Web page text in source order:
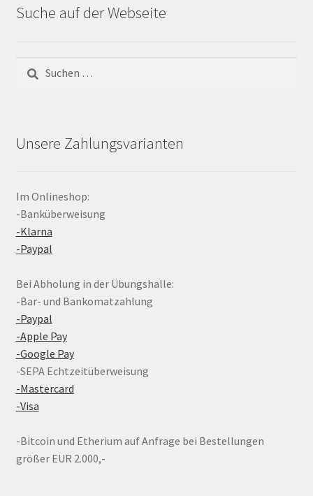
Suche auf der Webseite
Suchen
nach:
Unsere Zahlungsvarianten
Im Onlineshop:
-Banküberweisung
-Klarna
-Paypal
Bei Abholung in der Übungshalle:
-Bar- und Bankomatzahlung
-Paypal
-Apple Pay
-Google Pay
-SEPA Echtzeitüberweisung
-Mastercard
-Visa
-Bitcoin und Etherium auf Anfrage bei Bestellungen
größer EUR 2.000,-